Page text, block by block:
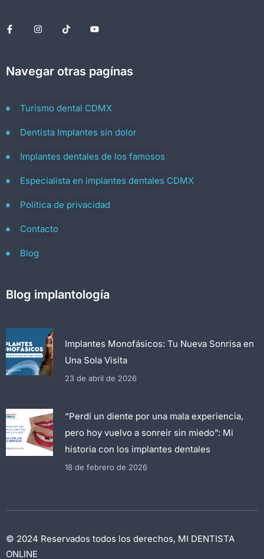
Navegar otras pagínas
Turismo dental CDMX
Dentista Implantes sin dolor
Implantes dentales de los famosos
Especialista en implantes dentales CDMX
Politica de privacidad
Contacto
Blog
Blog implantología
Implantes Monofásicos: Tu Nueva Sonrisa en
Una Sola Visita
23 de abril de 2026
“Perdí un diente por una mala experiencia,
pero hoy vuelvo a sonreír sin miedo”: Mi
historia con los implantes dentales
18 de febrero de 2026
© 2024 Reservados todos los derechos, MI DENTISTA
ONLINE